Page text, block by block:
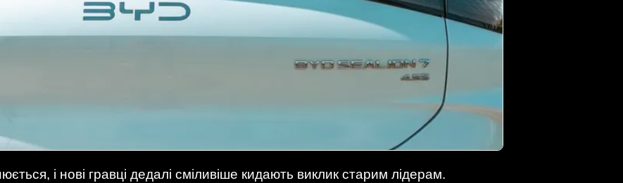
і нові гравці дедалі сміливіше кидають виклик старим лідерам.